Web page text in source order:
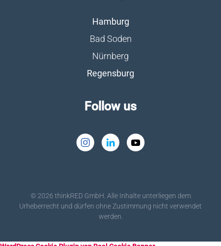
Hamburg
Bad Soden
Nürnberg
Regensburg
Follow us
© 2026 thinkRED GmbH. Alle Inhalte unterliegen dem
Urheberrecht und dürfen ohne Zustimmung nicht verwendet
werden.